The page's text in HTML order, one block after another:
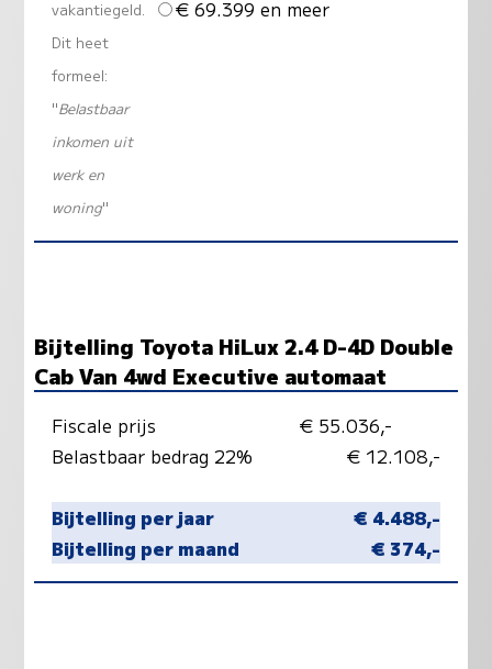
vakantiegeld.
Dit heet
formeel:
"Belastbaar
inkomen uit
werk en
woning"
€ 69.399 en meer
Bijtelling Toyota HiLux 2.4 D-4D Double
Cab Van 4wd Executive automaat
Fiscale prijs
€ 55.036,-
Belastbaar bedrag 22%
€ 12.108,-
Bijtelling per jaar
€ 4.488,-
Bijtelling per maand
€ 374,-